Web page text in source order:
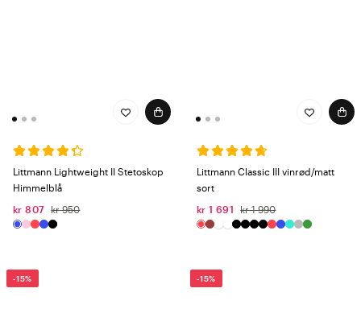
Littmann Lightweight II Stetoskop
Himmelblå
kr 807
kr 950
Littmann Classic III vinrød/matt
sort
kr 1 691
kr 1 990
-15% -15%